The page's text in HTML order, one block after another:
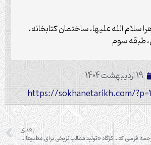
سلام الله علیها، ساختمان کتابخانه،
طبقه سوم
19 اردیبهشت 1404
آئین رونمایی و معرفی ترجمه فارسی کتاب «تاریخ گرجستان»
بعدی
کارگاه «تولید مطالب تاریخی برای مطبوعات و رسانه ها»